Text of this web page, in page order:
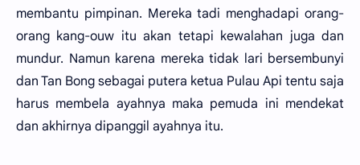
membantu pimpinan. Mereka tadi menghadapi orang-
orang kang-ouw itu akan tetapi kewalahan juga dan
mundur. Namun karena mereka tidak lari bersembunyi
dan Tan Bong sebagai putera ketua Pulau Api tentu saja
harus membela ayahnya maka pemuda ini mendekat
dan akhirnya dipanggil ayahnya itu.